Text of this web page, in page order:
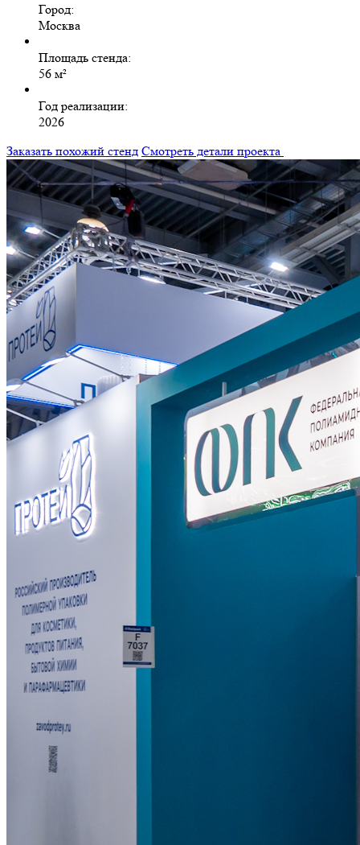
Город:
Москва
Площадь стенда:
56 м²
Год реализации:
2026
Заказать похожий стенд Смотреть детали проекта